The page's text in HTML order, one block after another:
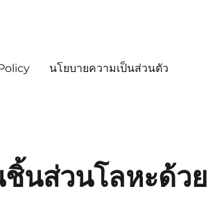
นโยบายความเป็นส่วนตัว
นส่วนโลหะด้วย